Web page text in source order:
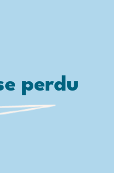
perdu